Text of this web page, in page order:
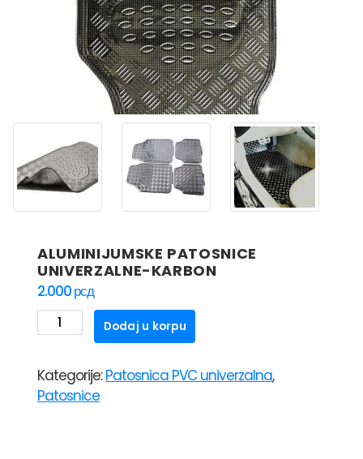
ALUMINIJUMSKE PATOSNICE
UNIVERZALNE-KARBON
2.000рсд
ALUMINIJUMSKE
PATOSNICE
KARBON
količina
Dodaj u korpu
Kategorije:Patosnica PVC univerzalna,
Patosnice